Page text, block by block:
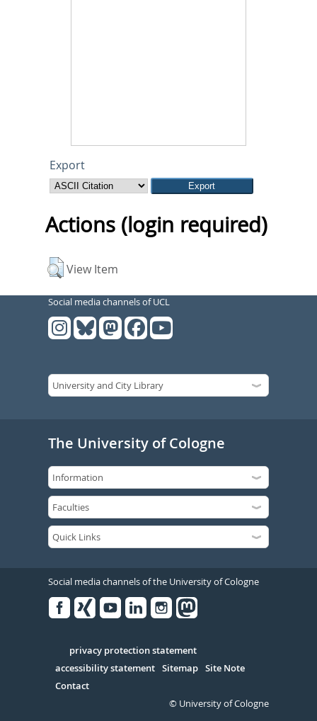
Export
Actions (login required)
View Item
Social media channels of UCL
The University of Cologne
Social media channels of the University of Cologne
Serivce
privacy protection statement
accessibility statement Sitemap Site Note
Contact
© University of Cologne